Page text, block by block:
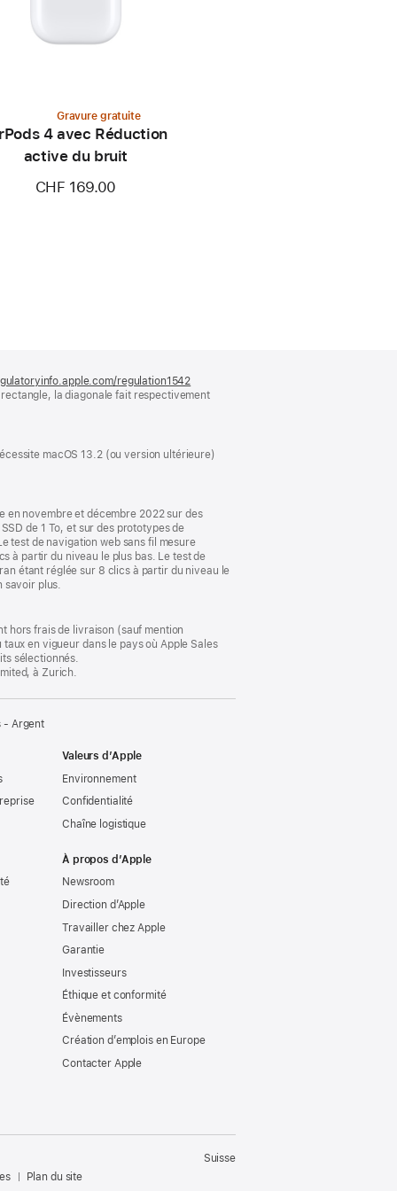
Gravure gratuite
4 avec Réduction
active du bruit
CHF 169.00
regulation1542
dans
rectangle, la diagonale fait respectivement
macOS 13.2 (ou version ultérieure)
en novembre et décembre 2022 sur des
de 1 To, et sur des prototypes de
test de navigation web sans fil mesure
à partir du niveau le plus bas. Le test de
étant réglée sur 8 clics à partir du niveau le
savoir plus.
hors frais de livraison (sauf mention
en vigueur dans le pays où Apple Sales
sélectionnés.
à Zurich.
- Argent
Valeurs d’Apple
Environnement
Confidentialité
Chaîne logistique
À propos d’Apple
Newsroom
Direction d’Apple
Travailler chez Apple
Garantie
Investisseurs
Éthique et conformité
Évènements
Création d’emplois en Europe
Contacter Apple
Plan du site
Suisse